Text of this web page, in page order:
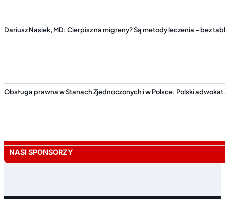
Dariusz Nasiek, MD: Cierpisz na migreny? Są metody leczenia – bez
Obsługa prawna w Stanach Zjednoczonych i w Polsce. Polski adwokat
NASI SPONSORZY